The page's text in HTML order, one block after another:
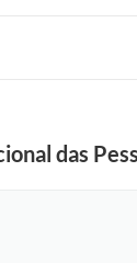
das